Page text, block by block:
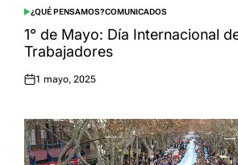
POSTED
IN
¿QUÉ PENSAMOS?COMUNICADOS
1° de Mayo: Día Internacional
Trabajadores
Posted
1 mayo, 2025